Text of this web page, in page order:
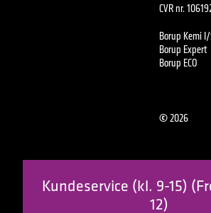
CVR nr.
Borup Kemi
Borup Expert
Borup ECO
©2026
Kundeservice (kl. 9-15)
12)